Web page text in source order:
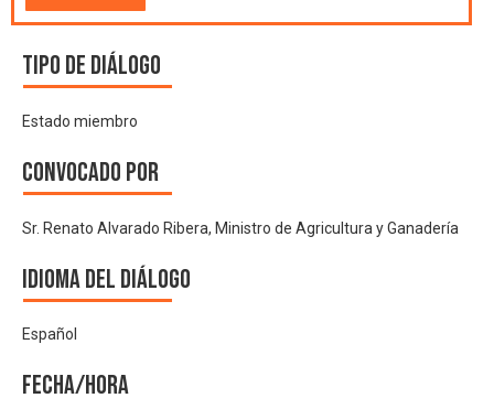
Tipo de diálogo
Estado miembro
Convocado por
Sr. Renato Alvarado Ribera, Ministro de Agricultura y Ganadería
Idioma del Diálogo
Español
Fecha/hora